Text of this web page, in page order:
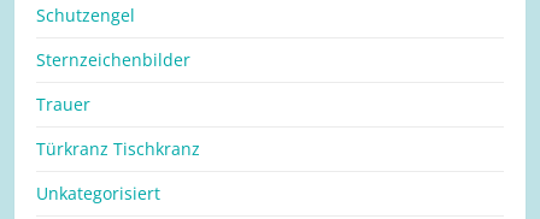
Schutzengel
Sternzeichenbilder
Trauer
Türkranz Tischkranz
Unkategorisiert